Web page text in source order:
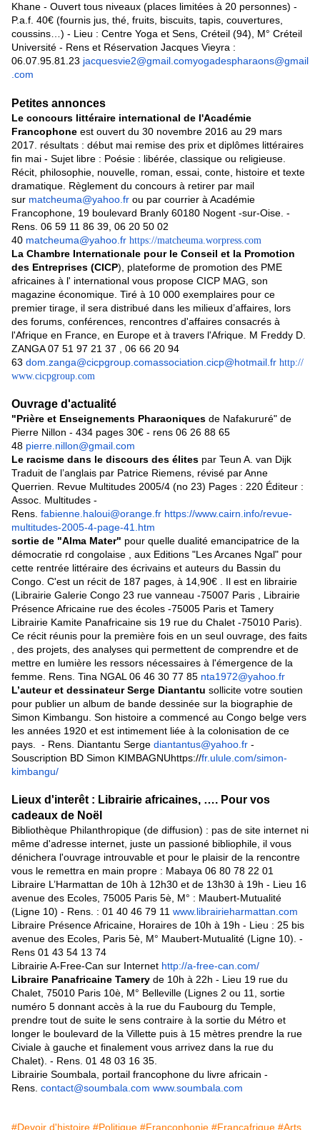
Khane - Ouvert tous niveaux (places limitées à 20 personnes) -
P.a.f. 40€ (fournis jus, thé, fruits, biscuits, tapis, couvertures,
coussins…) - Lieu : Centre Yoga et Sens, Créteil (94), M° Créteil
Université - Rens et Réservation Jacques Vieyra :
06.07.95.81.23 jacquesvie2@gmail.comyogadespharaons@gmail
.com
Petites annonces
Le concours littéraire international de l'Académie
Francophone est ouvert du 30 novembre 2016 au 29 mars
2017. résultats : début mai remise des prix et diplômes littéraires
fin mai - Sujet libre : Poésie : libérée, classique ou religieuse.
Récit, philosophie, nouvelle, roman, essai, conte, histoire et texte
dramatique. Règlement du concours à retirer par mail
sur matcheuma@yahoo.fr ou par courrier à Académie
Francophone, 19 boulevard Branly 60180 Nogent -sur-Oise. -
Rens. 06 59 11 86 39, 06 20 50 02
40 matcheuma@yahoo.fr https://matcheuma.worpress.com
La Chambre Internationale pour le Conseil et la Promotion
des Entreprises (CICP), plateforme de promotion des PME
africaines à l' international vous propose CICP MAG, son
magazine économique. Tiré à 10 000 exemplaires pour ce
premier tirage, il sera distribué dans les milieux d’affaires, lors
des forums, conférences, rencontres d'affaires consacrés à
l'Afrique en France, en Europe et à travers l'Afrique. M Freddy D.
ZANGA 07 51 97 21 37 , 06 66 20 94
63 dom.zanga@cicpgroup.comassociation.cicp@hotmail.fr http://
www.cicpgroup.com
Ouvrage d'actualité
"Prière et Enseignements Pharaoniques de Nafakururé" de
Pierre Nillon - 434 pages 30€ - rens 06 26 88 65
48 pierre.nillon@gmail.com
Le racisme dans le discours des élites par Teun A. van Dijk
Traduit de l’anglais par Patrice Riemens, révisé par Anne
Querrien. Revue Multitudes 2005/4 (no 23) Pages : 220 Éditeur :
Assoc. Multitudes -
Rens. fabienne.haloui@orange.fr https://www.cairn.info/revue-
multitudes-2005-4-page-41.htm
sortie de "Alma Mater" pour quelle dualité emancipatrice de la
démocratie rd congolaise , aux Editions "Les Arcanes Ngal" pour
cette rentrée littéraire des écrivains et auteurs du Bassin du
Congo. C'est un récit de 187 pages, à 14,90€ . Il est en librairie
(Librairie Galerie Congo 23 rue vanneau -75007 Paris , Librairie
Présence Africaine rue des écoles -75005 Paris et Tamery
Librairie Kamite Panafricaine sis 19 rue du Chalet -75010 Paris).
Ce récit réunis pour la première fois en un seul ouvrage, des faits
, des projets, des analyses qui permettent de comprendre et de
mettre en lumière les ressors nécessaires à l'émergence de la
femme. Rens. Tina NGAL 06 46 30 77 85 nta1972@yahoo.fr
L’auteur et dessinateur Serge Diantantu sollicite votre soutien
pour publier un album de bande dessinée sur la biographie de
Simon Kimbangu. Son histoire a commencé au Congo belge vers
les années 1920 et est intimement liée à la colonisation de ce
pays. - Rens. Diantantu Serge diantantus@yahoo.fr -
Souscription BD Simon KIMBAGNUhttps://fr.ulule.com/simon-
kimbangu/
Lieux d'interêt : Librairie africaines, …. Pour vos
cadeaux de Noël
Bibliothèque Philanthropique (de diffusion) : pas de site internet ni
même d'adresse internet, juste un passioné bibliophile, il vous
dénichera l'ouvrage introuvable et pour le plaisir de la rencontre
vous le remettra en main propre : Mabaya 06 80 78 22 01
Libraire L’Harmattan de 10h à 12h30 et de 13h30 à 19h - Lieu 16
avenue des Ecoles, 75005 Paris 5è, M° : Maubert-Mutualité
(Ligne 10) - Rens. : 01 40 46 79 11 www.librairieharmattan.com
Libraire Présence Africaine, Horaires de 10h à 19h - Lieu : 25 bis
avenue des Ecoles, Paris 5è, M° Maubert-Mutualité (Ligne 10). -
Rens 01 43 54 13 74
Librairie A-Free-Can sur Internet http://a-free-can.com/
Libraire Panafricaine Tamery de 10h à 22h - Lieu 19 rue du
Chalet, 75010 Paris 10è, M° Belleville (Lignes 2 ou 11, sortie
numéro 5 donnant accès à la rue du Faubourg du Temple,
prendre tout de suite le sens contraire à la sortie du Métro et
longer le boulevard de la Villette puis à 15 mètres prendre la rue
Civiale à gauche et finalement vous arrivez dans la rue du
Chalet). - Rens. 01 48 03 16 35.
Librairie Soumbala, portail francophone du livre africain -
Rens. contact@soumbala.com www.soumbala.com
#Devoir d'histoire #Politique #Francophonie #Françafrique #Arts